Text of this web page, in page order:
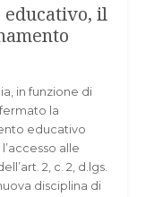
il
in funzione di
la
educativo
alle
2, c. 2, d.lgs.
disciplina di